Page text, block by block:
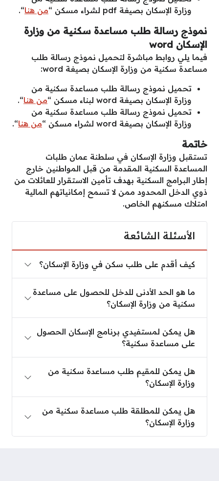
وزارة الإسكان بصيغة pdf لشراء مسكن “
من هنا“.
نموذج رسالة طلب مساعدة سكنية من وزارة
الإسكان word
فيما يلي روابط مباشرة لتحميل نموذج رسالة طلب
مساعدة سكنية من وزارة الإسكان بصيغة word:
تحميل نموذج رسالة طلب مساعدة سكنية من
وزارة الإسكان بصيغة word لبناء مسكن “
من هنا“.
تحميل نموذج رسالة طلب مساعدة سكنية من
وزارة الإسكان بصيغة word لشراء مسكن “
من هنا“.
خاتمة
تستقبل وزارة الإسكان في سلطنة عمان طلبات
المساعدة السكنية المقدمة من قبل المواطنين خارج
إطار البرامج السكنية بهدف تأمين الاستقرار للعائلات من
ذوي الدخل المحدود ممن لا تسمح إمكانياتهم المالية
امتلاك مسكنهم الخاص.
الأسئلة الشائعة
كيف أقدم على طلب سكن في وزارة الإسكان؟
ما هو الحد الأدنى للدخل للحصول على مساعدة
سكنية من وزارة الإسكان؟
هل يمكن لمستفيدي برنامج الإسكان الحصول
على مساعدة سكنية؟
هل يمكن للمقيم طلب مساعدة سكنية من
وزارة الإسكان؟
هل يمكن للمطلقة طلب مساعدة سكنية من
وزارة الإسكان؟